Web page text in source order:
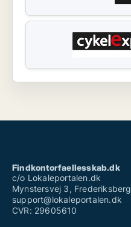
Findkontorfaellesskab.dk
c/o Lokaleportalen.dk
Mynstersvej 3, Frederiksberg
support@lokaleportalen.dk
CVR: 29605610